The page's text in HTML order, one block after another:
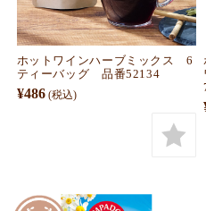
ホットワインハーブミックス 6
ティーバッグ 品番52134
¥486 (税込)